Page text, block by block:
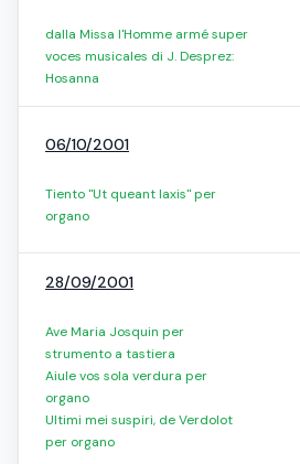
dalla Missa l'Homme armé super
voces musicales di J. Desprez:
Hosanna
06/10/2001
Tiento "Ut queant laxis" per
organo
28/09/2001
Ave Maria Josquin per
strumento a tastiera
Aiule vos sola verdura per
organo
Ultimi mei suspiri, de Verdolot
per organo